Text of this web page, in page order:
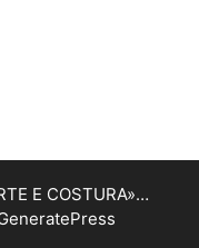
E COSTURA»…